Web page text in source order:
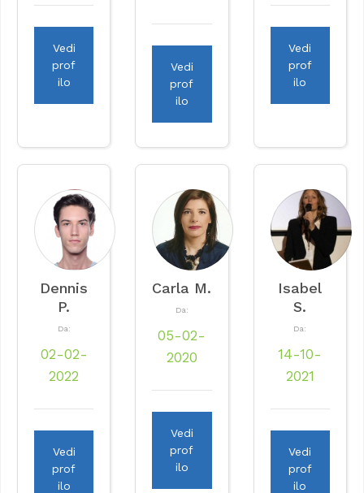
Vedi
prof
ilo
Vedi
prof
ilo
Vedi
prof
ilo
Dennis
P.
Da:
02-02-
2022
Vedi
prof
ilo
Carla M.
Da:
05-02-
2020
Vedi
prof
ilo
Isabel
S.
Da:
14-10-
2021
Vedi
prof
ilo